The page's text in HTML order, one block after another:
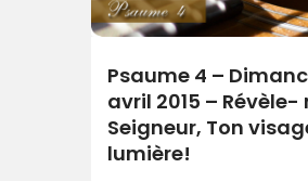
Psaume 4 –
avril 2015 – Révèle-
Seigneur, Ton
lumière!